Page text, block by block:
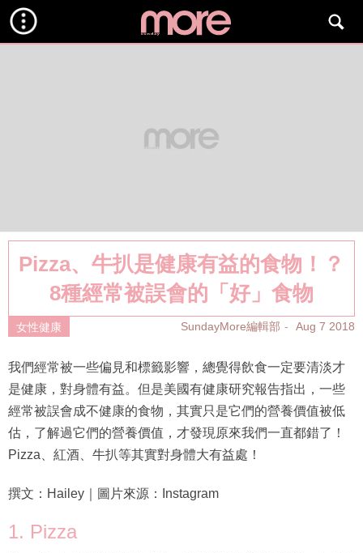
Pizza、牛扒是健康有益的食物！？
8種經常被誤會的「好」食物
女性健康 SundayMore編輯部 Aug 7 2018
我們經常被一些偏見和標籤影響，總覺得飲食一定要清淡才
是健康，對身體有益。但是美國有健康研究報告指出，一些
經常被誤會成不健康的食物，其實只是它們的營養價值被低
估，了解過它們的營養價值，才發現原來我們一直都錯了！
Pizza、紅酒、牛扒等其實對身體大有益處！